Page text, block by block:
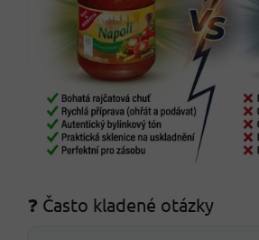
❓ Často kladené otázky